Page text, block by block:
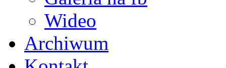
Wideo
Archiwum